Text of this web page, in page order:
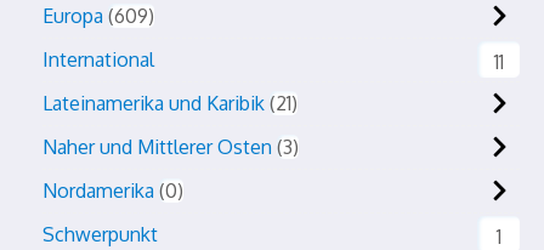
Europa 609
International
11
Lateinamerika und Karibik 21
Naher und Mittlerer Osten 3
Nordamerika 0
Schwerpunkt
1